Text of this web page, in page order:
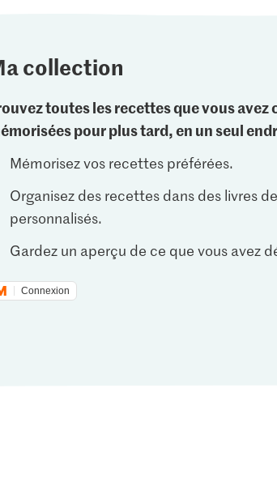
collection
toutes les recettes que vous avez
pour plus tard, en un seul
Mémorisez vos recettes préférées.
Organisez des recettes dans des livres
personnalisés.
Gardez un aperçu de ce que vous avez
Connexion